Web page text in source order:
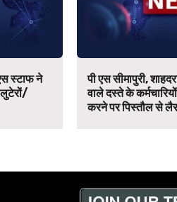
स्टाफ ने
लुटेरों/
पी एस सीमापुरी,
वाले दस्ते के
करने पर पिस्तौल से